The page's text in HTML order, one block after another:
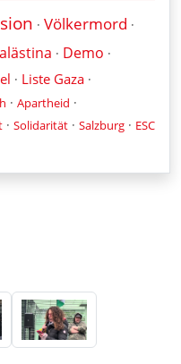
· Völkermord ·
· Demo ·
· Liste Gaza ·
· Apartheid ·
· Solidarität · Salzburg · ESC